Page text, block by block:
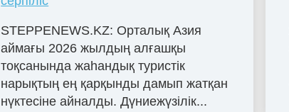
STEPPENEWS.KZ: Орталық Азия
аймағы 2026 жылдың алғашқы
тоқсанында жаһандық туристік
нарықтың ең қарқынды дамып жатқан
нүктесіне айналды. Дүниежүзілік...